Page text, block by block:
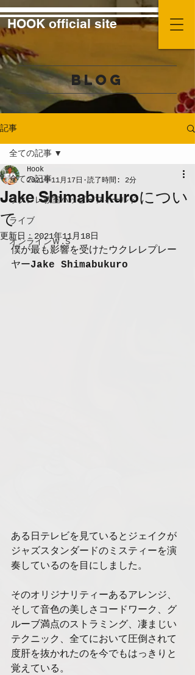
HOOK official site
BLOG
記事
全ての記事
ウクレレ教室ハッピーフィールド
ライブ
オンラインＷ.S
全ての記事
Jake Shimabukuroについ
て
Hook
2021年11月17日
読了時間: 2分
更新日：2021年11月18日
僕が最も影響を受けたウクレレプレー
ヤーJake Shimabukuro
ある日テレビを見ているとジェイクが
ジャズスタンダードのミスティーを演
奏しているのを目にしました。
そのオリジナリティーあるアレンジ、
そして音色の美しさコードワーク、グ
ルーブ満点のストラミング、凄まじい
テクニック、全てにおいて圧倒されて
度肝を抜かれたのを今でもはっきりと
覚えている。